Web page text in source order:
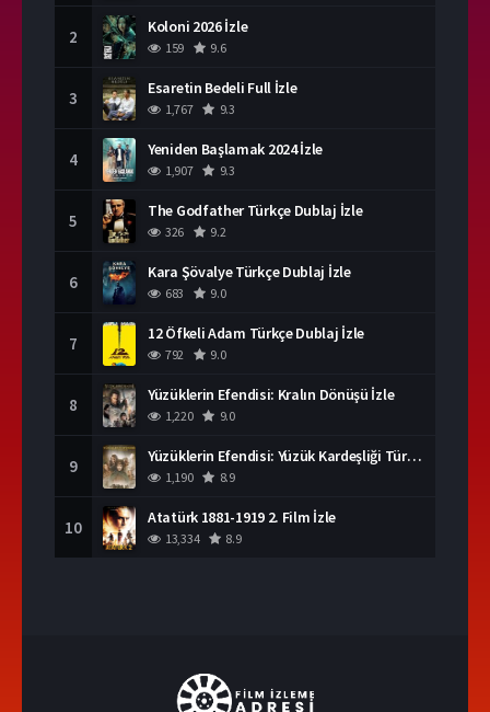
2 Koloni 2026 İzle
159 9.6
3 Esaretin Bedeli Full İzle
1,767 9.3
4 Yeniden Başlamak 2024 İzle
1,907 9.3
5 The Godfather Türkçe Dublaj İzle
326 9.2
6 Kara Şövalye Türkçe Dublaj İzle
683 9.0
7 12 Öfkeli Adam Türkçe Dublaj İzle
792 9.0
8 Yüzüklerin Efendisi: Kralın Dönüşü İzle
1,220 9.0
9 Yüzüklerin Efendisi: Yüzük Kardeşliği Türkçe Dublaj İzle
1,190 8.9
10 Atatürk 1881-1919 2. Film İzle
13,334 8.9